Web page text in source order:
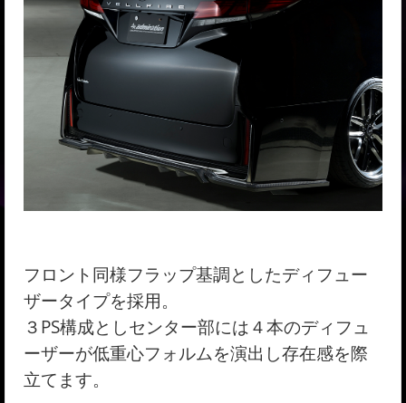
フロント同様フラップ基調としたディフュー
ザータイプを採用。
３PS構成としセンター部には４本のディフュ
ーザーが低重心フォルムを演出し存在感を際
立てます。